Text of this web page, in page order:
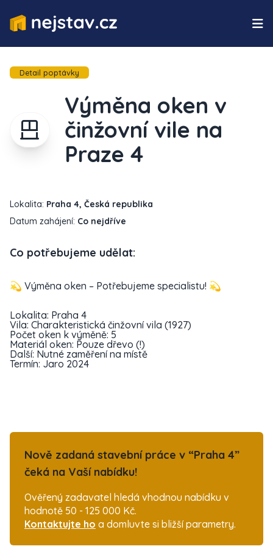
Detail poptávky
Výměna oken v
činžovní vile na
Praze 4
Lokalita: Praha 4, Česká republika
Datum zahájení: Co nejdříve
Co potřebujeme udělat:
💫 Výměna oken – Potřebujeme specialistu! 💫
Lokalita: Praha 4
Vila: Charakteristická činžovní vila (1927)
Počet oken k výměně: 5
Materiál oken: Pouze dřevo (!)
Další: Nutné zaměření na místě
Termín: Jaro 2024
Nově zadaná stavební práce v “Praha 4”
čeká na Vaší nabídku!
Ověřený zadavatel hledá vhodnou nabídku v
hodnotě 50 - 125 000 Kč.
Kontaktujte ho a domluvte si bližší parametry.